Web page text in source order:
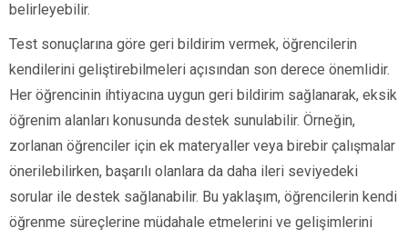
belirleyebilir.
Test sonuçlarına göre geri bildirim vermek, öğrencilerin
kendilerini geliştirebilmeleri açısından son derece önemlidir.
Her öğrencinin ihtiyacına uygun geri bildirim sağlanarak, eksik
öğrenim alanları konusunda destek sunulabilir. Örneğin,
zorlanan öğrenciler için ek materyaller veya birebir çalışmalar
önerilebilirken, başarılı olanlara da daha ileri seviyedeki
sorular ile destek sağlanabilir. Bu yaklaşım, öğrencilerin kendi
öğrenme süreçlerine müdahale etmelerini ve gelişimlerini